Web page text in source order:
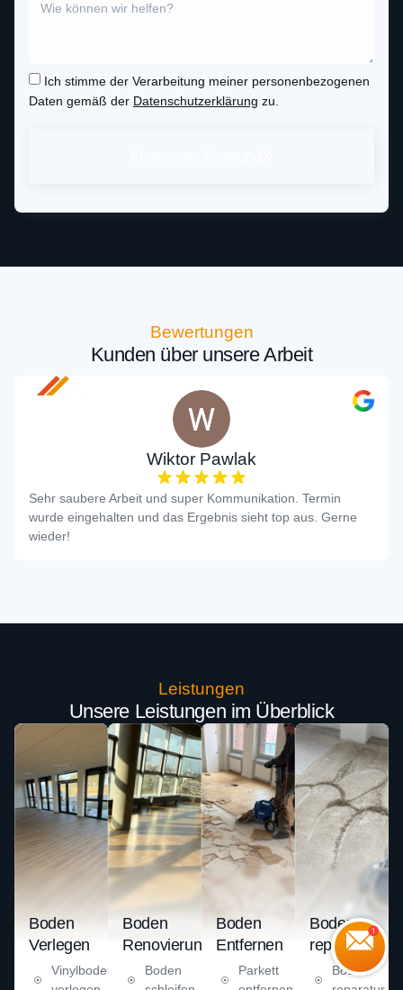
Ich stimme der Verarbeitung meiner personenbezogenen
Daten gemäß der Datenschutzerklärung zu.
Bewertungen
Kunden über unsere Arbeit
Wiktor Pawlak
Sehr saubere Arbeit und super Kommunikation. Termin
wurde eingehalten und das Ergebnis sieht top aus. Gerne
wieder!
Leistungen
Unsere Leistungen im Überblick
Boden
Verlegen
Vinylboden
Boden
Renovierung
Boden
Boden
Entfernen
Parkett
Boden
reparatur
Boden